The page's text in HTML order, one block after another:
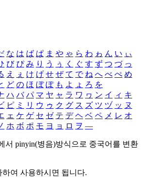
な は ば ぱ ま や ゃ ら わ ゎ ん い ぃ
び ぴ み り う ぅ く ぐ す ず つ づ っ
え ぇ け げ せ ぜ て で ね へ べ ぺ め
ど の ほ ぼ ぽ も よ ょ ろ を
ハ バ パ マ ヤ ャ ラ ワ ヮ ン イ ィ キ
ピ ミ リ ウ ゥ ク グ ス ズ ツ ヅ ッ ヌ
ェ ケ ゲ セ ゼ テ デ ヘ ベ ペ メ レ オ
ホ ボ ポ モ ヨ ョ ロ ヲ ―
서 pinyin(병음)방식으로 중국어를 변환
여 사용하시면 됩니다.